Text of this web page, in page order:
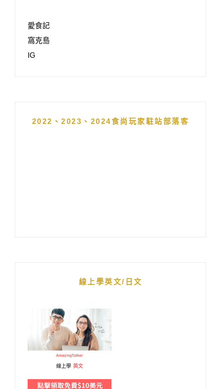
愛食記
窩克島
IG
2022、2023、2024食尚玩家駐站部落客
線上學英文/日文
線上學 英文